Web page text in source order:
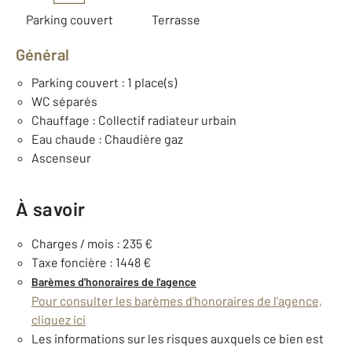
Parking couvert Terrasse
Général
Parking couvert : 1 place(s)
WC séparés
Chauffage : Collectif radiateur urbain
Eau chaude : Chaudière gaz
Ascenseur
À savoir
Charges / mois : 235 €
Taxe foncière : 1448 €
Barèmes d'honoraires de l'agence
Pour consulter les barèmes d'honoraires de l'agence,
cliquez ici
Les informations sur les risques auxquels ce bien est